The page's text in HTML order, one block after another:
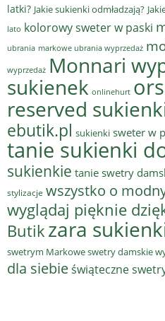
latki? Jakie sukienki odmładzają?
lato kolorowy sweter w paski
ubrania markowe ubrania wyprzedaż
wyprzedaż Monnari
sukienek onlinehurt
reserved
ebutik.pl sukienki sweter w
tanie sukienki
sukienkie tanie swetry
stylizacje wszystko o
wyglądaj pięknie
Butik zara
swetrym Markowe swetry damskie
dla siebieświąteczne